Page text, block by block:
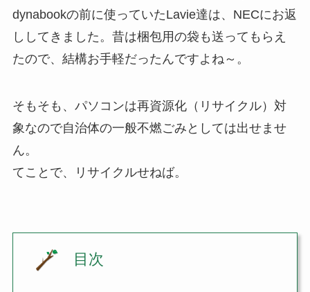
dynabookの前に使っていたLavie達は、NECにお返
ししてきました。昔は梱包用の袋も送ってもらえ
たので、結構お手軽だったんですよね～。
そもそも、パソコンは再資源化（リサイクル）対
象なので自治体の一般不燃ごみとしては出せませ
ん。
てことで、リサイクルせねば。
目次